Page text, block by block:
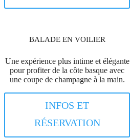
BALADE EN VOILIER
Une expérience plus intime et élégante
pour profiter de la côte basque avec
une coupe de champagne à la main.
INFOS ET
RÉSERVATION